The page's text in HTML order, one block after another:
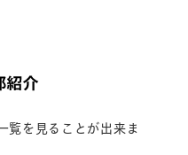
覧を見ることが出来ま